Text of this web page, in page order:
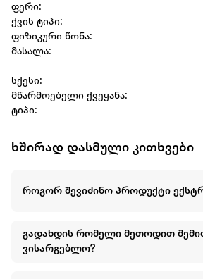
ფერი:
ქვის ტიპი:
ფიზიკური წონა:
მასალა:
სქესი:
მწარმოებელი ქვეყანა:
ტიპი:
ხშირად დასმული კითხვები
როგორ შევიძინო პროდუქტი
გადახდის რომელი მეთოდით
ვისარგებლო?